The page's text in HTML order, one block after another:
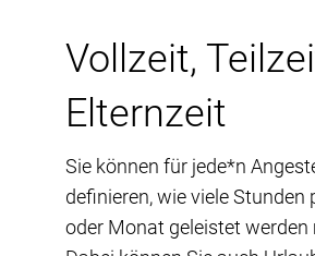
Vollzeit,
Elternzeit
Sie können für jede*n
definieren, wie viele Stunden
oder Monat geleistet werden